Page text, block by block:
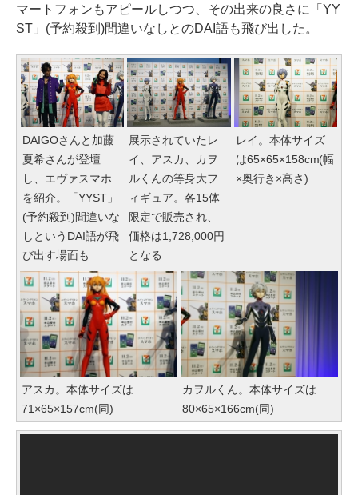
マートフォンもアピールしつつ、その出来の良さに「YY
ST」(予約殺到)間違いなしとのDAI語も飛び出した。
DAIGOさんと加藤
夏希さんが登壇
し、エヴァスマホ
を紹介。「YYST」
(予約殺到)間違いな
しというDAI語が飛
び出す場面も
展示されていたレ
イ、アスカ、カヲ
ルくんの等身大フ
ィギュア。各15体
限定で販売され、
価格は1,728,000円
となる
レイ。本体サイズ
は65×65×158cm(幅
×奥行き×高さ)
アスカ。本体サイズは
71×65×157cm(同)
カヲルくん。本体サイズは
80×65×166cm(同)